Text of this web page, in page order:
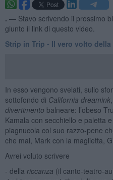
. — Stavo scrivendo il prossimo
giunto il link di questo video.
Strip in Trip - Il vero volto della
In esso vengono svelati, sullo
sottofondo di California dreamink
divertimento balneare: l’obeso
Kamala con secchiello e paletta
piagnucola col suo razzo-pene
che mai, Mark con la maglietta,
Avrei voluto scrivere
- della riccanza (il canto-teatro-